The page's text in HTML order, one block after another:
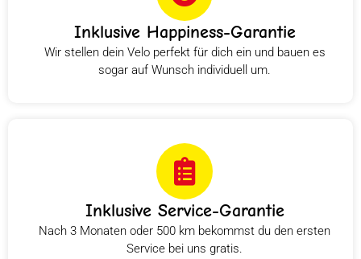
Inklusive Happiness-Garantie
Wir stellen dein Velo perfekt für dich ein und bauen es
sogar auf Wunsch individuell um.
Inklusive Service-Garantie
Nach 3 Monaten oder 500 km bekommst du den ersten
Service bei uns gratis.